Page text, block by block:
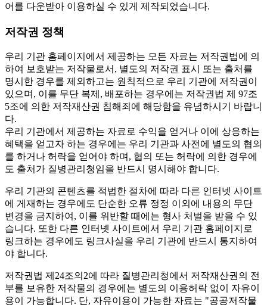
어를 다운받아 이용하실 수 있게 제작되었습니다.
저작권 정책
우리 기관 홈페이지에서 제공하는 모든 자료는 저작권법에 의
하여 보호받는 저작물로서, 별도의 저작권 표시 또는 출처를
명시한 경우를 제외하고는 원칙적으로 우리 기관에 저작권이
있으며, 이를 무단 복제, 배포하는 경우에는 저작권법 제 97조
5조에 의한 저작재산권 침해죄에 해당함을 유념하시기 바랍니
다.
우리 기관에서 제공하는 자료로 수익을 얻거나 이에 상응하는
혜택을 얻고자 하는 경우에는 우리 기관과 사전에 별도의 협의
를 하거나 허락을 얻어야 하며, 협의 또는 허락에 의한 경우에
도 출처가 질병관리청임을 반드시 명시해야 합니다.
우리 기관의 콘텐츠를 적법한 절차에 따라 다른 인터넷 사이트
에 게재하는 경우에도 단순한 오류 정정 이외에 내용의 무단
변경을 금지하여, 이를 위반할 때에는 형사 처벌을 받을 수 있
습니다. 또한 다른 인터넷 사이트에서 우리 기관 홈페이지로
링크하는 경우에도 링크사실을 우리 기관에 반드시 통지하여
야 합니다.
저작권법 제24조의2에 따라 질병관리청에서 저작재산권의 전
부를 보유한 저작물의 경우에는 별도의 이용허락 없이 자유이
용이 가능합니다. 단, 자유이용이 가능한 자료는 "공공저작물